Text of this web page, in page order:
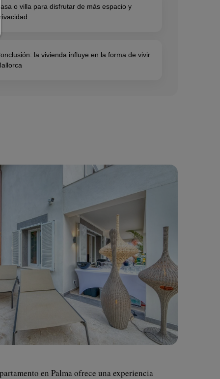
Casa o villa para disfrutar de más espacio y
privacidad
la vivienda influye en la forma de vivir
en Palma ofrece una experiencia